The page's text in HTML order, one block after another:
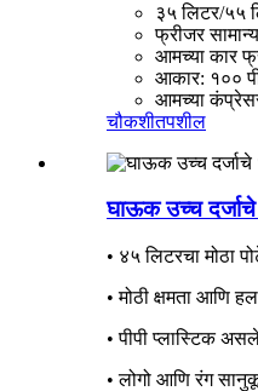
३५ लिटर/५५
फ्रीजर
आमच्या कार
आकार: १००
आमच्या
चौकशीतपशील
घाऊक उच्च
• ४५ लिटरचा मोठा
• मोठी क्षमता आणि
• पीपी प्लास्टिक
• लोगो आणि रंग